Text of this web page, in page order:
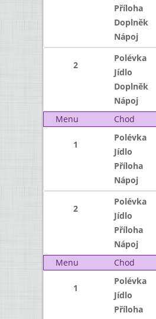
Příloha
Doplněk
Nápoj
2
Polévka
Jídlo
Doplněk
Nápoj
Menu
Chod
1
Polévka
Jídlo
Příloha
Nápoj
2
Polévka
Jídlo
Příloha
Nápoj
Menu
Chod
1
Polévka
Jídlo
Příloha